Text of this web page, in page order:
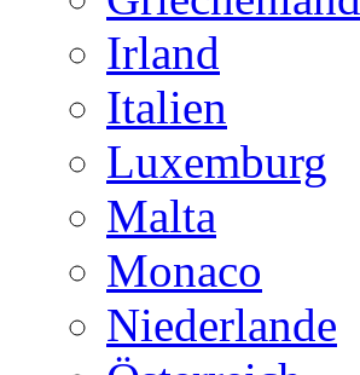
Irland
Italien
Luxemburg
Malta
Monaco
Niederlande